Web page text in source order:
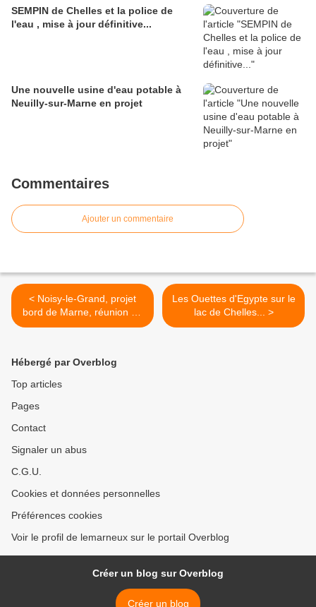
SEMPIN de Chelles et la police de
l'eau , mise à jour définitive...
Une nouvelle usine d'eau potable à
Neuilly-sur-Marne en projet
Commentaires
Ajouter un commentaire
< Noisy-le-Grand, projet
bord de Marne, réunion du
SAGE 3 juillet 2012
Les Ouettes d'Egypte sur le
lac de Chelles... >
Hébergé par Overblog
Top articles
Pages
Contact
Signaler un abus
C.G.U.
Cookies et données personnelles
Préférences cookies
Voir le profil de lemarneux sur le portail Overblog
Créer un blog sur Overblog
Créer un blog